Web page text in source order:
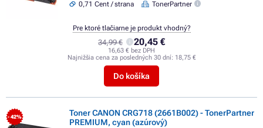
0,71 Cent / strana
TonerPartner
34,99 € 20,45 €
16,63 € bez DPH
Najnižšia cena za posledných 30 dní: 18,75 €
Do košíka
Pre ktoré tlačiarne je produkt vhodný?
- 42%
Toner CANON CRG718 (2661B002) - TonerPartner
PREMIUM, cyan (azúrový)